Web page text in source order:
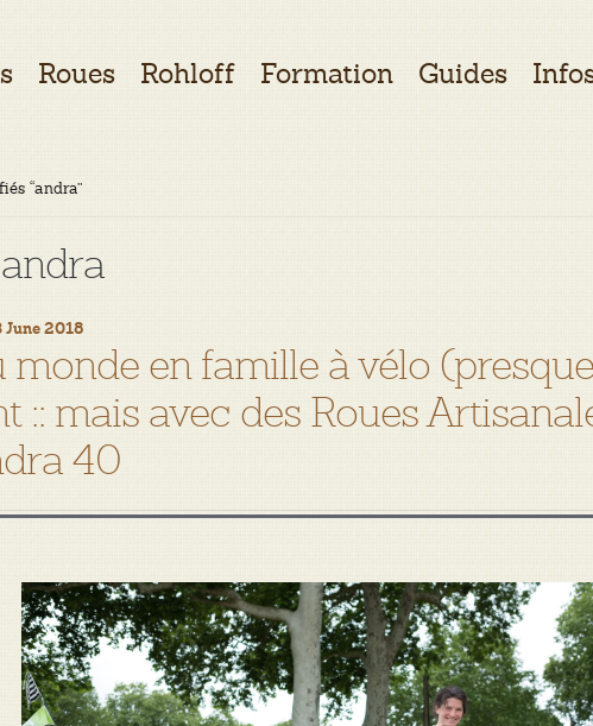
Roues Rohloff Formation Guides
“andra”
andra
June 2018
monde en famille à vélo
:: mais avec des Roues
40